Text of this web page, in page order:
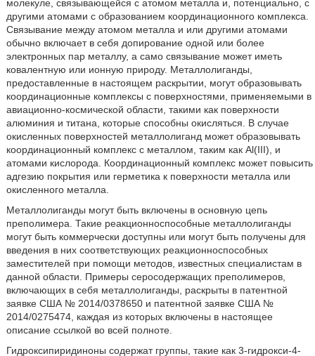
молекуле, связывающейся с атомом металла и, потенциально, с
другими атомами с образованием координационного комплекса.
Связывание между атомом металла и или другими атомами
обычно включает в себя допирование одной или более
электронных пар металлу, а само связывание может иметь
ковалентную или ионную природу. Металлолиганды,
предоставленные в настоящем раскрытии, могут образовывать
координационные комплексы с поверхностями, применяемыми в
авиационно-космической области, такими как поверхности
алюминия и титана, которые способны окисляться. В случае
окисленных поверхностей металлолиганд может образовывать
координационный комплекс с металлом, таким как Al(III), и
атомами кислорода. Координационный комплекс может повысить
адгезию покрытия или герметика к поверхности металла или
окисленного металла.
Металлолиганды могут быть включены в основную цепь
преполимера. Такие реакционноспособные металлолиганды
могут быть коммерчески доступны или могут быть получены для
введения в них соответствующих реакционноспособных
заместителей при помощи методов, известных специалистам в
данной области. Примеры серосодержащих преполимеров,
включающих в себя металлолиганды, раскрыты в патентной
заявке США № 2014/0378650 и патентной заявке США №
2014/0275474, каждая из которых включены в настоящее
описание ссылкой во всей полноте.
Гидроксипиридиноны содержат группы, такие как 3-гидрокси-4-